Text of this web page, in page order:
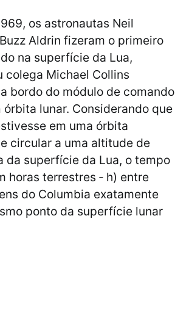
os astronautas Neil
Aldrin fizeram o primeiro
na superfície da Lua,
colega Michael Collins
bordo do módulo de comando
órbita lunar. Considerando que
em uma órbita
circular a uma altitude de
da superfície da Lua, o tempo
horas terrestres ‐ h) entre
do Columbia exatamente
ponto da superfície lunar